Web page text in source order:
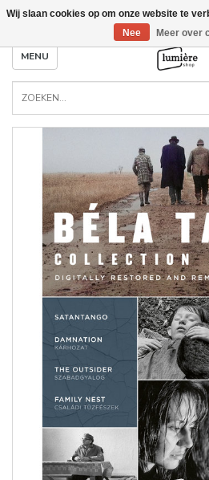
MENU
Wij slaan cookies op om onze website te
Nee
Meer over